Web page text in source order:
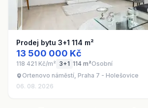
Prodej bytu 3+1 114 m²
13 500 000 Kč
118 421 Kč/m² 3+1 114 m²Osobní
Ortenovo náměstí, Praha 7 - Holešovice
06. 08. 2026